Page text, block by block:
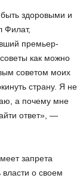
здоровыми и
Филат,
премьер-
как можно
советом моих
страну. Я не
а почему мне
ответ», —
запрета
власти о своем